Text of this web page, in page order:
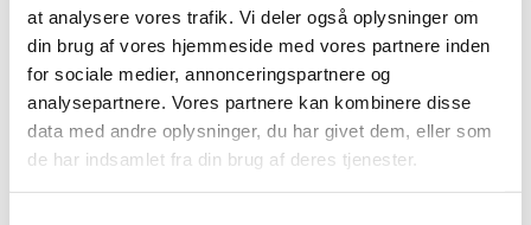
at analysere vores trafik. Vi deler også oplysninger om
din brug af vores hjemmeside med vores partnere inden
for sociale medier, annonceringspartnere og
analysepartnere. Vores partnere kan kombinere disse
data med andre oplysninger, du har givet dem, eller som
de har indsamlet fra din brug af deres tjenester.
LINK
KAT markedsdialog – ekstern afrapportering (pdf)
Relateret indhold
Opdatering om markedsdialog for fremtidig platform til